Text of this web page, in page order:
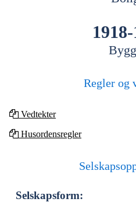
Regler og
Vedtekter
Husordensregler
Selskapsform: